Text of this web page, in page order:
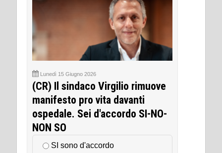
Lunedì 15 Giugno 2026
(CR) Il sindaco Virgilio rimuove
manifesto pro vita davanti
ospedale. Sei d'accordo SI-NO-
NON SO
SI sono d'accordo